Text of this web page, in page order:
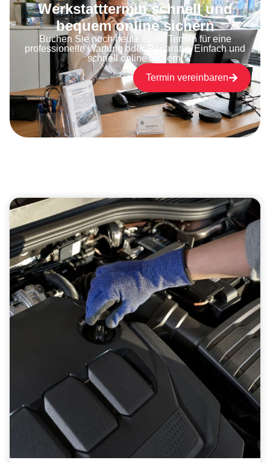
Werkstatttermin schnell und
bequem online sichern
Buchen Sie noch heute einen Termin für eine
professionelle Wartung oder Reparatur. Einfach und
schnell online sichern.
Termin vereinbaren